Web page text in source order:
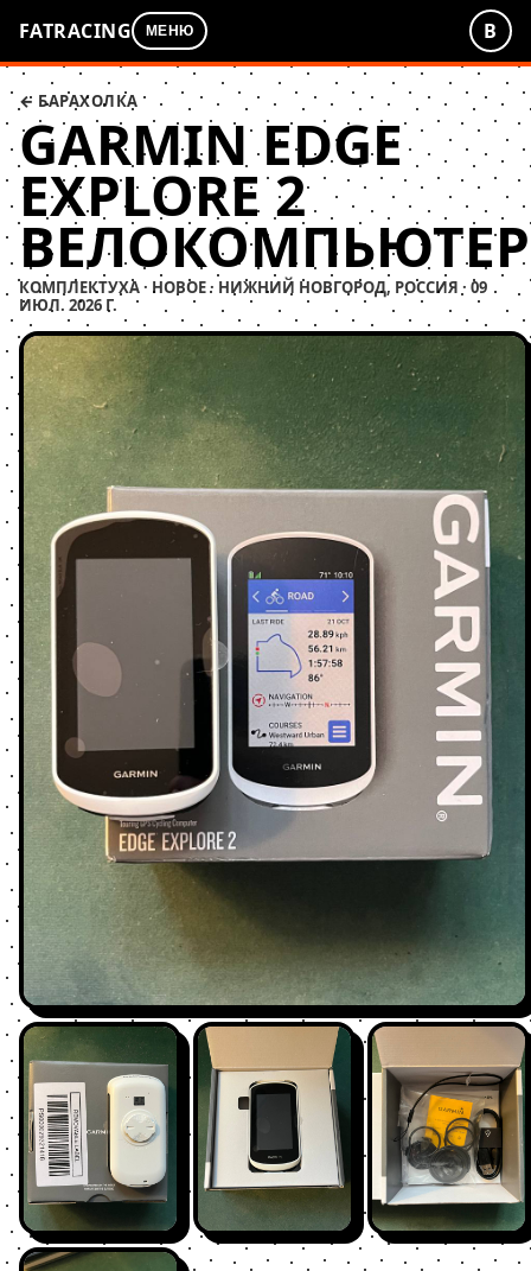
FATRACING МЕНЮ В
← БАРАХОЛКА
GARMIN EDGE
EXPLORE 2
ВЕЛОКОМПЬЮТЕР
КОМПЛЕКТУХА · НОВОЕ · НИЖНИЙ НОВГОРОД, РОССИЯ · 09
ИЮЛ. 2026 Г.